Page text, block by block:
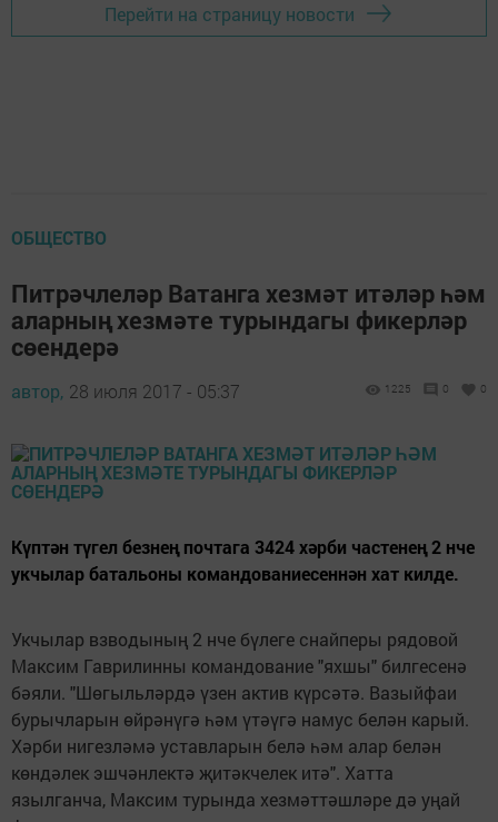
Перейти на страницу новости
ОБЩЕСТВО
Питрәчлеләр Ватанга хезмәт итәләр һәм
аларның хезмәте турындагы фикерләр
сөендерә
автор, 28 июля 2017 - 05:37 1225 0 0
Күптән түгел безнең почтага 3424 хәрби частенең 2 нче
укчылар батальоны командованиесеннән хат килде.
Укчылар взводының 2 нче бүлеге снайперы рядовой
Максим Гаврилинны командование "яхшы" билгесенә
бәяли. "Шөгыльләрдә үзен актив күрсәтә. Вазыйфаи
бурычларын өйрәнүгә һәм үтәүгә намус белән карый.
Хәрби нигезләмә уставларын белә һәм алар белән
көндәлек эшчәнлектә җитәкчелек итә". Хатта
язылганча, Максим турында хезмәттәшләре дә уңай